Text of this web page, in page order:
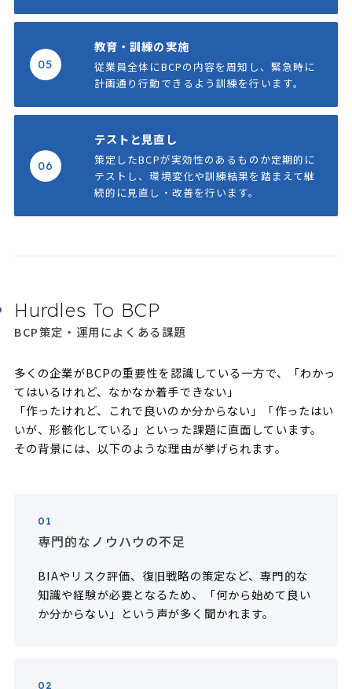
05
教育・訓練の実施
従業員全体にBCPの内容を周知し、緊急時に
計画通り行動できるよう訓練を行います。
06
テストと見直し
策定したBCPが実効性のあるものか定期的に
テストし、環境変化や訓練結果を踏まえて継
続的に見直し・改善を行います。
Hurdles To BCP
BCP策定・運用によくある課題
多くの企業がBCPの重要性を認識している一方で、「わかっ
てはいるけれど、なかなか着手できない」
「作ったけれど、これで良いのか分からない」「作ったはい
いが、形骸化している」といった課題に直面しています。
その背景には、以下のような理由が挙げられます。
01
専門的なノウハウの不足
BIAやリスク評価、復旧戦略の策定など、専門的な
知識や経験が必要となるため、「何から始めて良い
か分からない」という声が多く聞かれます。
02